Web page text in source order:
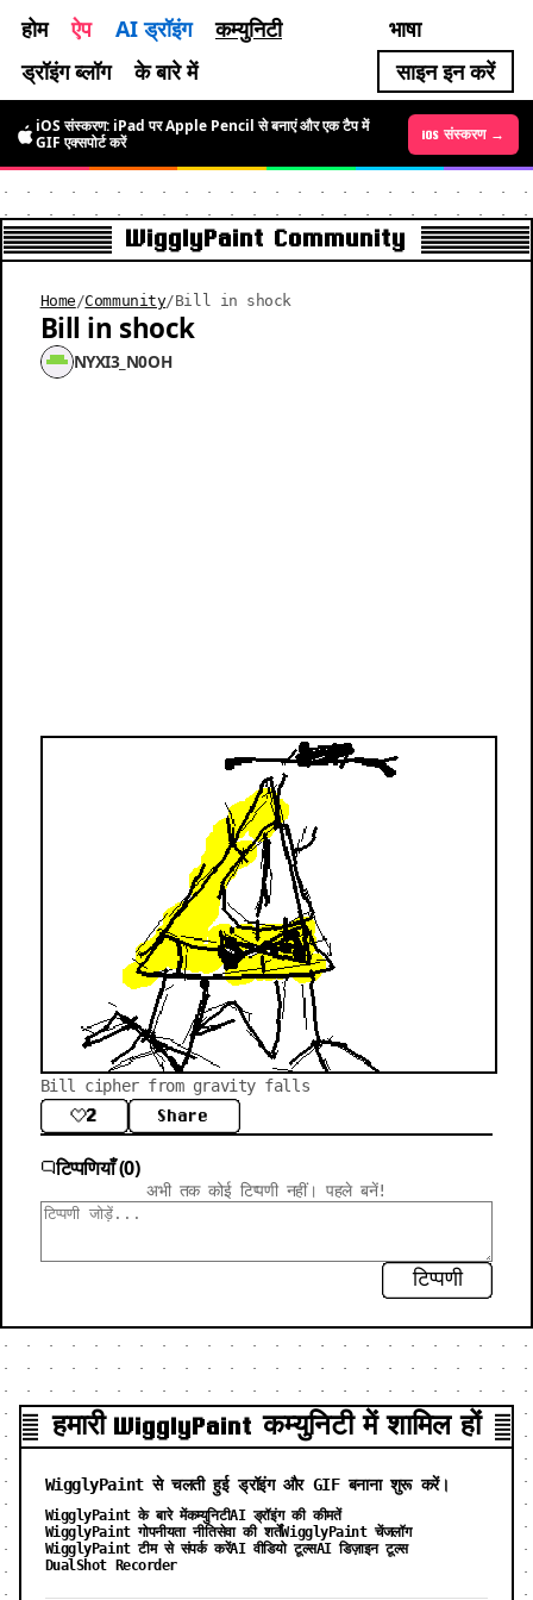
होम ऐप AI ड्रॉइंग
कम्युनिटी
ड्रॉइंग ब्लॉग
के बारे में
भाषा
साइन इन करें
Android संस्करण →
iOS संस्करण: iPad पर Apple Pencil से बनाएं और एक टैप में
GIF एक्सपोर्ट करें
iOS संस्करण →
WigglyPaint Community
Home /Community/Bill in shock
Bill in shock
NYXI3_N0OH
Bill cipher from gravity falls
2 Share
टिप्पणियाँ (0)
अभी तक कोई टिप्पणी नहीं। पहले बनें!
टिप्पणी
हमारी WigglyPaint कम्युनिटी में शामिल हों
WigglyPaint से चलती हुई ड्रॉइंग और GIF बनाना शुरू करें।
WigglyPaint के बारे मेंकम्युनिटीAI ड्रॉइंग की कीमतें
WigglyPaint गोपनीयता नीतिसेवा की शर्तेंWigglyPaint चेंजलॉग
WigglyPaint टीम से संपर्क करेंAI वीडियो टूल्सAI डिज़ाइन टूल्स
DualShot Recorder